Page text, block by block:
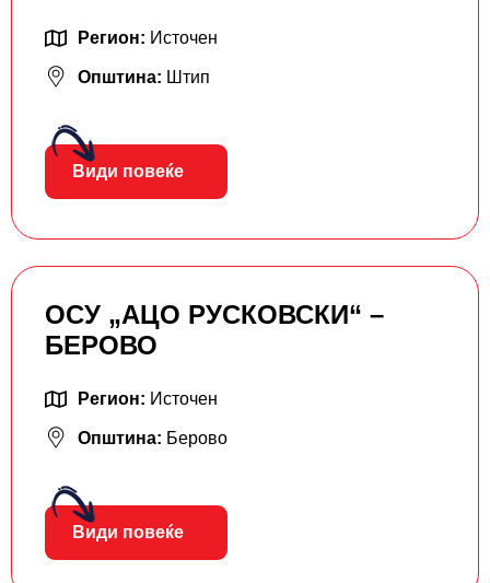
Регион: Источен
Општина: Штип
Види повеќе
ОСУ „АЦО РУСКОВСКИ“ –
БЕРОВО
Регион: Источен
Општина: Берово
Види повеќе